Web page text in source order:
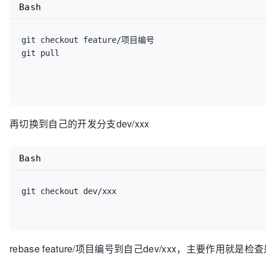
git checkout feature/项目编号
git pull
Bash
再切换到自己的开发分支dev/xxx
git checkout dev/xxx
Bash
rebase feature/项目编号到自己dev/xxx，主要作用就是检